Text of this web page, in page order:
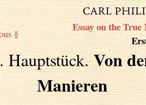
§
Essay on the
Hauptstück.Von
Manieren